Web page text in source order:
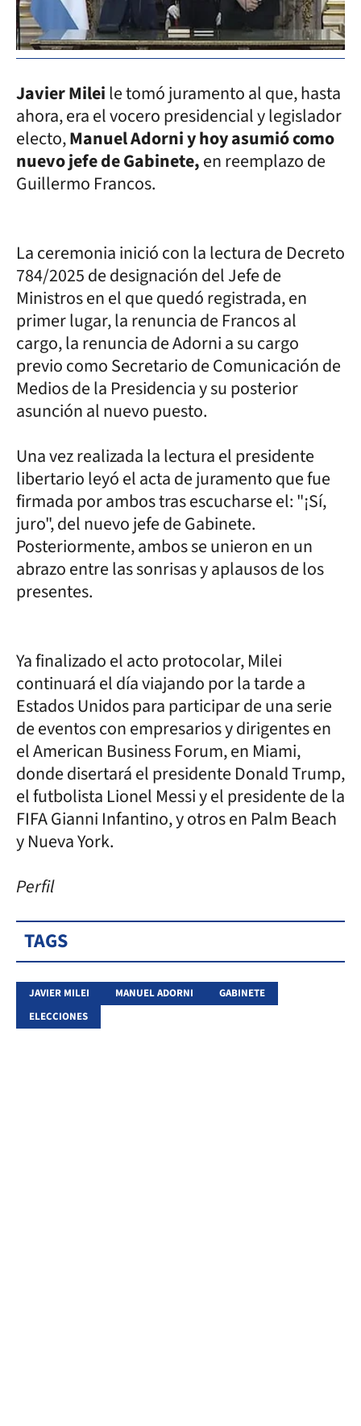
Javier Mileile tomó juramento al que, hasta
ahora, era el vocero presidencial y legislador
electo,Manuel Adorni y hoy asumió como
nuevo jefe de Gabinete,en reemplazo de
Guillermo Francos.
La ceremonia inició con la lectura de Decreto
784/2025 de designación del Jefe de
Ministros en el que quedó registrada, en
primer lugar, la renuncia de Francos al
cargo, la renuncia de Adorni a su cargo
previo como Secretario de Comunicación de
Medios de la Presidencia y su posterior
asunción al nuevo puesto.
Una vez realizada la lectura el presidente
libertario leyó el acta de juramento que fue
firmada por ambos tras escucharse el: "¡Sí,
juro", del nuevo jefe de Gabinete.
Posteriormente, ambos se unieron en un
abrazo entre las sonrisas y aplausos de los
presentes.
Ya finalizado el acto protocolar, Milei
continuará el día viajando por la tarde a
Estados Unidos para participar de una serie
de eventos con empresarios y dirigentes en
el American Business Forum, en Miami,
donde disertará el presidente Donald Trump,
el futbolista Lionel Messi y el presidente de la
FIFA Gianni Infantino, y otros en Palm Beach
y Nueva York.
Perfil
TAGS
JAVIER MILEI MANUEL ADORNI
GABINETE
ELECCIONES